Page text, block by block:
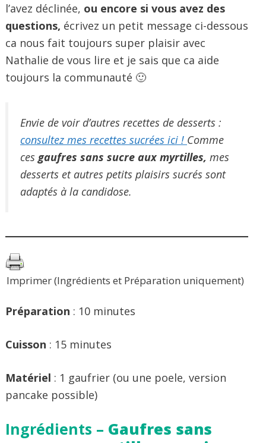
l’avez déclinée, ou encore si vous avez des
questions, écrivez un petit message ci-dessous
ca nous fait toujours super plaisir avec
Nathalie de vous lire et je sais que ca aide
toujours la communauté 🙂
Envie de voir d’autres recettes de desserts :
consultez mes recettes sucrées ici ! Comme
ces gaufres sans sucre aux myrtilles, mes
desserts et autres petits plaisirs sucrés sont
adaptés à la candidose.
Imprimer (Ingrédients et Préparation uniquement)
Préparation : 10 minutes
Cuisson : 15 minutes
Matériel : 1 gaufrier (ou une poele, version
pancake possible)
Ingrédients – Gaufres sans